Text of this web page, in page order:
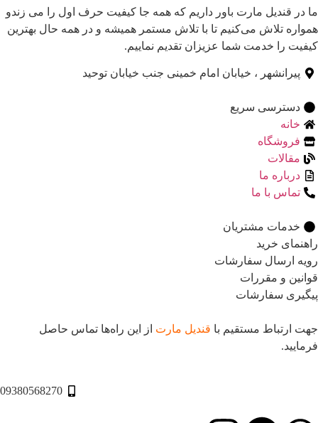
ما در قندیل مارت باور داریم که همه جا کیفیت حرف اول را می زندو
همواره تلاش می‌کنیم تا با تلاش مستمر همیشه و در همه حال بهترین
کیفیت را خدمت شما عزیزان تقدیم نماییم.
پیرانشهر ، خیابان امام خمینی جنب خیابان توحید
دسترسی سریع
خانه
فروشگاه
مقالات
درباره ما
تماس با ما
خدمات مشتریان
راهنمای خرید
رویه ارسال سفارشات
قوانین و مقررات
پیگیری سفارشات
جهت ارتباط مستقیم با قندیل مارت از این راه‌ها تماس حاصل
فرمایید.
09380568270